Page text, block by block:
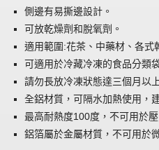
側邊有易撕邊設計。
可放乾燥劑和脫氧劑。
適用範圍:花茶、中藥材、各式
可適用於冷藏冷凍的食品分類
請勿長放冷凍狀態達三個月以
全鋁材質，可隔水加熱使用，
最高耐熱度100度，不可用於
鋁箔屬於金屬材質，不可用於